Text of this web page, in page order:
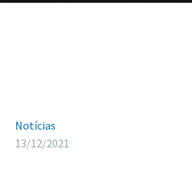
Notícias
13/12/2021